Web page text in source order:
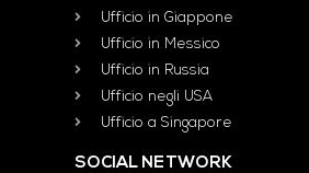
Ufficio in Giappone
Ufficio in Messico
Ufficio in Russia
Ufficio negli USA
Ufficio a Singapore
SOCIAL NETWORK